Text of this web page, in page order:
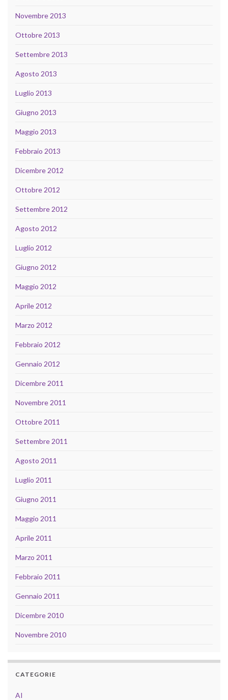
Novembre 2013
Ottobre 2013
Settembre 2013
Agosto 2013
Luglio 2013
Giugno 2013
Maggio 2013
Febbraio 2013
Dicembre 2012
Ottobre 2012
Settembre 2012
Agosto 2012
Luglio 2012
Giugno 2012
Maggio 2012
Aprile 2012
Marzo 2012
Febbraio 2012
Gennaio 2012
Dicembre 2011
Novembre 2011
Ottobre 2011
Settembre 2011
Agosto 2011
Luglio 2011
Giugno 2011
Maggio 2011
Aprile 2011
Marzo 2011
Febbraio 2011
Gennaio 2011
Dicembre 2010
Novembre 2010
CATEGORIE
AI